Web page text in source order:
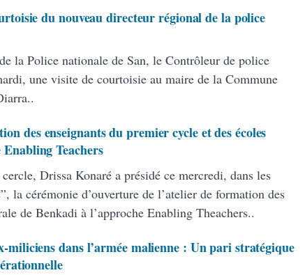
du nouveau directeur régional de la police
la Police nationale de San, le Contrôleur de police
une visite de courtoisie au maire de la Commune
des enseignants du premier cycle et des écoles
Teachers
Drissa Konaré a présidé ce mercredi, dans les
la cérémonie d’ouverture de l’atelier de formation des
de Benkadi à l’approche Enabling Theachers..
miliciens dans l’armée malienne : Un pari stratégique